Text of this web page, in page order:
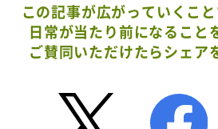
この記事が広がっていくこ
日常が当たり前になること
ご賛同いただけたらシェア